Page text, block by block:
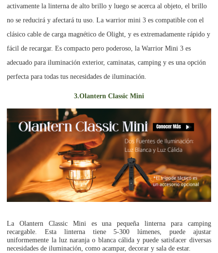
activamente la linterna de alto brillo y luego se acerca al objeto, el brillo
no se reducirá y afectará tu uso. La warrior mini 3 es compatible con el
clásico cable de carga magnético de Olight, y es extremadamente rápido y
fácil de recargar. Es compacto pero poderoso, la Warrior Mini 3 es
adecuado para iluminación exterior, caminatas, camping y es una opción
perfecta para todas tus necesidades de iluminación.
3.Olantern Classic Mini
La Olantern Classic Mini es una pequeña linterna para camping
recargable. Esta linterna tiene 5-300 lúmenes, puede ajustar
uniformemente la luz naranja o blanca cálida y puede satisfacer diversas
necesidades de iluminación, como acampar, decorar y sala de estar.